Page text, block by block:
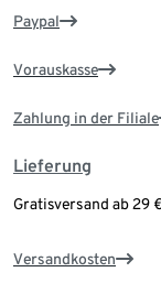
Paypal
Vorauskasse
Zahlung in der Filiale
Lieferung
Gratisversand ab 29
Versandkosten